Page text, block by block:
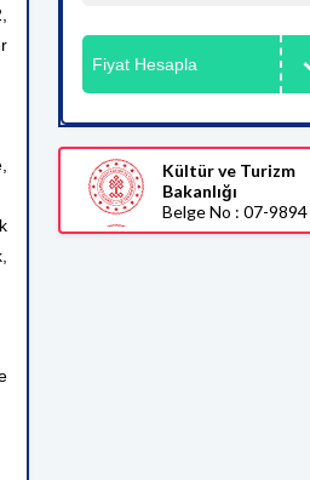
Fiyat Hesapla
Kültür ve Turizm
Bakanlığı
Belge No : 07-9894